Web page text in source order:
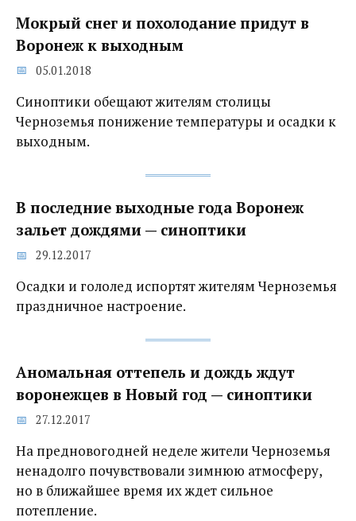
Мокрый снег и похолодание придут в
Воронеж к выходным
05.01.2018
Синоптики обещают жителям столицы
Черноземья понижение температуры и осадки к
выходным.
В последние выходные года Воронеж
зальет дождями — синоптики
29.12.2017
Осадки и гололед испортят жителям Черноземья
праздничное настроение.
Аномальная оттепель и дождь ждут
воронежцев в Новый год — синоптики
27.12.2017
На предновогодней неделе жители Черноземья
ненадолго почувствовали зимнюю атмосферу,
но в ближайшее время их ждет сильное
потепление.